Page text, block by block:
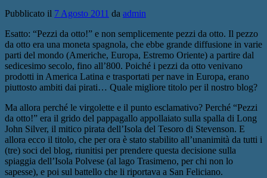
Pubblicato il 7 Agosto 2011 da admin
Esatto: “Pezzi da otto!” e non semplicemente pezzi da otto. Il pezzo
da otto era una moneta spagnola, che ebbe grande diffusione in varie
parti del mondo (Americhe, Europa, Estremo Oriente) a partire dal
sedicesimo secolo, fino all’800. Poiché i pezzi da otto venivano
prodotti in America Latina e trasportati per nave in Europa, erano
piuttosto ambiti dai pirati… Quale migliore titolo per il nostro blog?
Ma allora perché le virgolette e il punto esclamativo? Perché “Pezzi
da otto!” era il grido del pappagallo appollaiato sulla spalla di Long
John Silver, il mitico pirata dell’Isola del Tesoro di Stevenson. E
allora ecco il titolo, che per ora è stato stabilito all’unanimità da tutti i
(tre) soci del blog, riunitisi per prendere questa decisione sulla
spiaggia dell’Isola Polvese (al lago Trasimeno, per chi non lo
sapesse), e poi sul battello che li riportava a San Feliciano.